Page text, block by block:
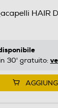
HAIR
30' gratuito: